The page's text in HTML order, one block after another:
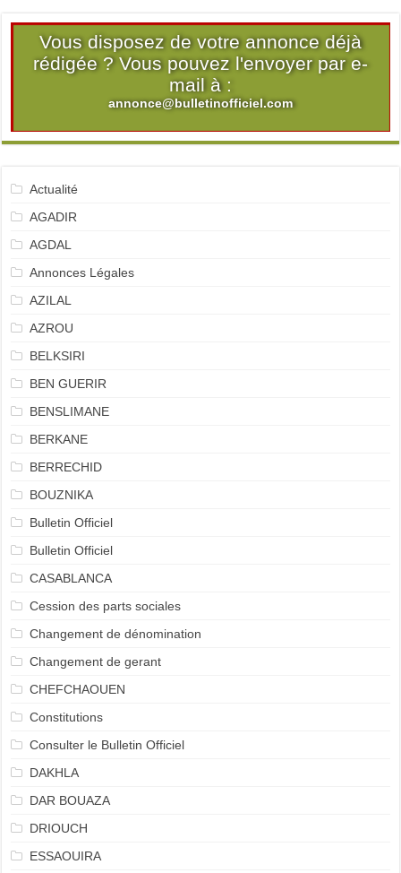
Vous disposez de votre annonce déjà
rédigée ? Vous pouvez l'envoyer par e-
mail à :
annonce@bulletinofficiel.com
Actualité
AGADIR
AGDAL
Annonces Légales
AZILAL
AZROU
BELKSIRI
BEN GUERIR
BENSLIMANE
BERKANE
BERRECHID
BOUZNIKA
Bulletin Officiel
Bulletin Officiel
CASABLANCA
Cession des parts sociales
Changement de dénomination
Changement de gerant
CHEFCHAOUEN
Constitutions
Consulter le Bulletin Officiel
DAKHLA
DAR BOUAZA
DRIOUCH
ESSAOUIRA